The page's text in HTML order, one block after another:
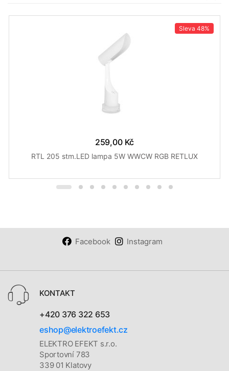
Sleva 48%
259,00 Kč
RTL 205 stm.LED lampa 5W WWCW RGB RETLUX
Facebook Instagram
KONTAKT
+420 376 322 653
eshop@elektroefekt.cz
ELEKTRO EFEKT s.r.o.
Sportovní 783
339 01 Klatovy